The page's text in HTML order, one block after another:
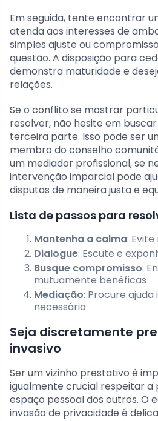
Em seguida, tente encontrar
atenda aos interesses de
simples ajuste ou
questão. A disposição para
demonstra maturidade e
relações.
Se o conflito se mostrar
resolver, não hesite em
terceira parte. Isso pode ser
membro do conselho
um mediador profissional, se
intervenção imparcial pode
disputas de maneira justa e
Lista de passos para
Mantenha a calma:
Dialogue: Escute e
Busque compromisso:
mutuamente benéficas
Mediação: Procure
necessário
Seja discretamente
invasivo
Ser um vizinho prestativo é
igualmente crucial respeitar a
espaço pessoal dos outros. O
invasão de privacidade é